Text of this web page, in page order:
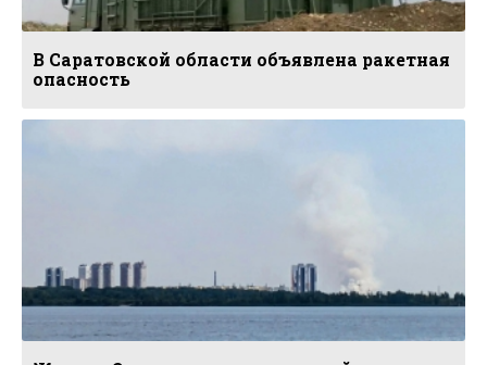
В Саратовской области объявлена ракетная
опасность